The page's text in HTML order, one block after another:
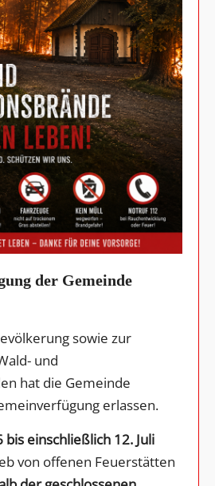
der Gemeinde
sowie zur
und
hat die Gemeinde
erlassen.
bis einschließlich 12. Juli
von offenen Feuerstätten